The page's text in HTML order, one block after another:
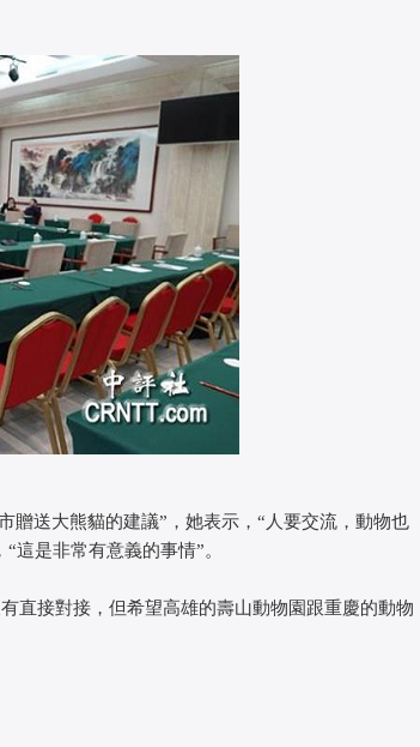
送大熊貓的建議”，她表示，“人要交流，動物也
這是非常有意義的事情”。
接對接，但希望高雄的壽山動物園跟重慶的動物